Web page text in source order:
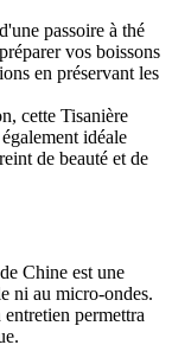
passoire à thé
vos boissons
en préservant les
cette Tisanière
idéale
de beauté et de
Chine est une
ni au micro-ondes.
permettra